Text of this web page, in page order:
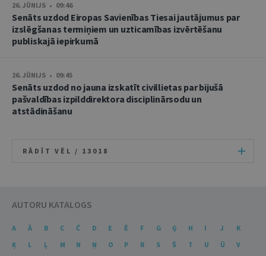
26. JŪNIJS • 09:46
Senāts uzdod Eiropas Savienības Tiesai jautājumus par
izslēgšanas termiņiem un uzticamības izvērtēšanu
publiskajā iepirkumā
26. JŪNIJS • 09:45
Senāts uzdod no jauna izskatīt civillietas par bijušā
pašvaldības izpilddirektora disciplinārsodu un
atstādināšanu
RĀDĪT VĒL / 13018
AUTORU KATALOGS
A Ā B C Č D E Ē F G Ģ H I J
K
Ķ
L Ļ M N Ņ O P R S Š T U Ū
V